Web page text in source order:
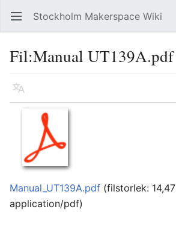
Öppna huvudmenyn Stockholm Makerspace Wiki
Fil:Manual UT139A.pdf
Läs på ett annat språk
Manual_UT139A.pdf (filstorlek:
application/pdf)